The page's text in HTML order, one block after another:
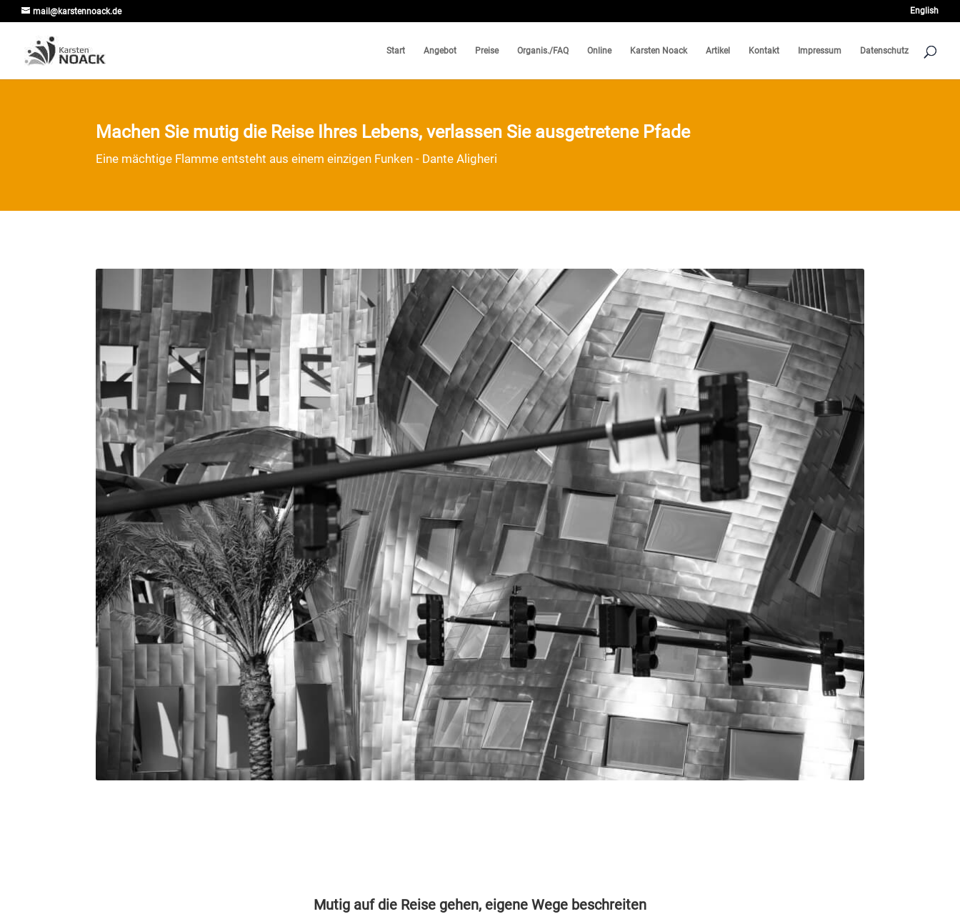
mail@karstennoack.de English
Start Angebot Preise Organis./FAQ Online Karsten Noack Artikel Kontakt Impressum Datenschutz
Machen Sie mutig die Reise Ihres Lebens, verlassen Sie ausgetretene Pfade
Eine mächtige Flamme entsteht aus einem einzigen Funken - Dante Aligheri
Mutig auf die Reise gehen, eigene Wege beschreiten